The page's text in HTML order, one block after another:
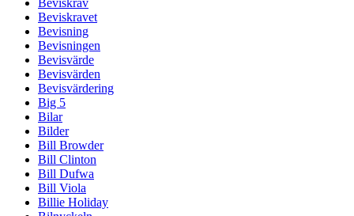
Beviskravet
Bevisning
Bevisningen
Bevisvärde
Bevisvärden
Bevisvärdering
Big 5
Bilar
Bilder
Bill Browder
Bill Clinton
Bill Dufwa
Bill Viola
Billie Holiday